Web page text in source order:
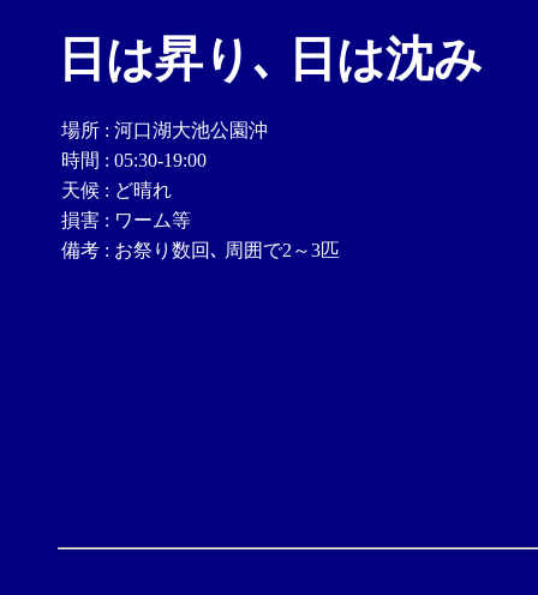
日は昇り､ 日は沈み
場所 : 河口湖大池公園沖
時間 : 05:30-19:00
天候 : ど晴れ
損害 : ワーム等
備考 : お祭り数回､ 周囲で2～3匹